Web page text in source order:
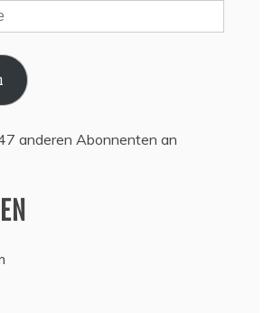
anderen Abonnenten an